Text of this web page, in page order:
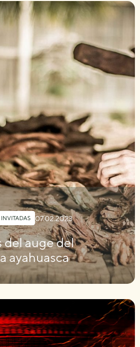
INVITADAS 07.02.2023
del auge del
ayahuasca